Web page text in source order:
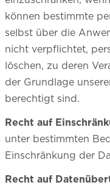
können bestimmte
selbst über die
nicht verpflichtet,
löschen, zu deren
der Grundlage
berechtigt sind.
Recht auf
unter bestimmten
Einschränkung der
Recht auf